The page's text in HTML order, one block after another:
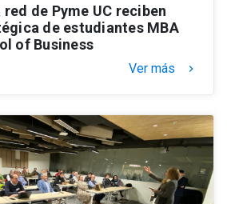
de Pyme UC reciben
de estudiantes MBA
of Business
Ver más keyboard_arrow_right